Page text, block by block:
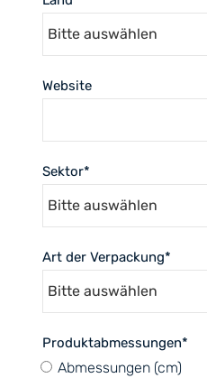
Website
Sektor*
Art der Verpackung*
Produktabmessungen*
Abmessungen (cm)